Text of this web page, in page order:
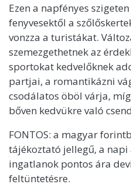
Ezen a napfényes
fenyvesektől a
vonzza a turistákat.
szemezgethetnek az
sportokat kedvelőknek
partjai, a romantikázni
csodálatos öböl várja,
bőven kedvükre való
FONTOS: a magyar
tájékoztató jellegű, a
ingatlanok pontos ára
feltüntetésre.